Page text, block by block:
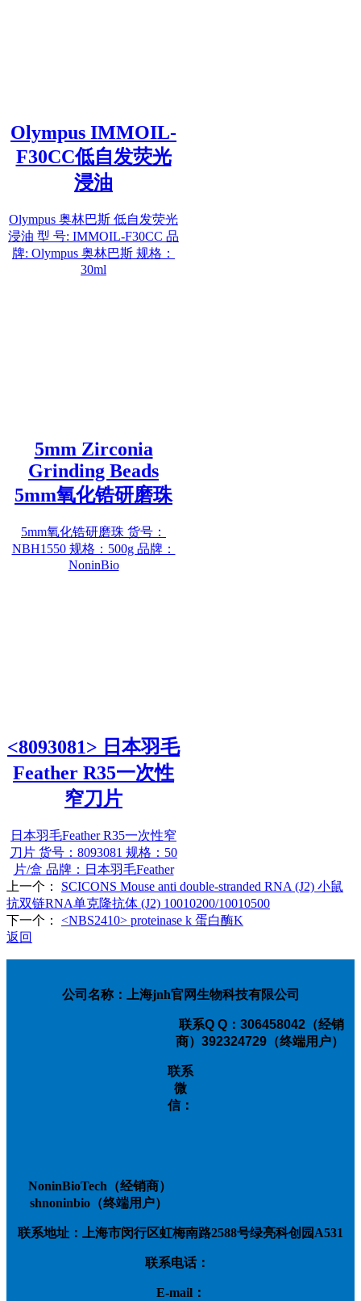
Olympus IMMOIL-
F30CC低自发荧光
浸油
Olympus 奥林巴斯 低自发荧光
浸油 型 号: IMMOIL-F30CC 品
牌: Olympus 奥林巴斯 规格：
30ml
5mm Zirconia
Grinding Beads
5mm氧化锆研磨珠
5mm氧化锆研磨珠 货号：
NBH1550 规格：500g 品牌：
NoninBio
<8093081> 日本羽毛
Feather R35一次性
窄刀片
日本羽毛Feather R35一次性窄
刀片 货号：8093081 规格：50
片/盒 品牌：日本羽毛Feather
上一个： SCICONS Mouse anti double-stranded RNA (J2) 小鼠
抗双链RNA单克隆抗体 (J2) 10010200/10010500
下一个： <NBS2410> proteinase k 蛋白酶K
返回
公司名称：上海jnh官网生物科技有限公司
联系Q Q：306458042（经销
商）392324729（终端用户）
联系
微
信：
NoninBioTech（经销商）
shnoninbio（终端用户）
联系地址：上海市闵行区虹梅南路2588号绿亮科创园A531
联系电话：
E-mail：